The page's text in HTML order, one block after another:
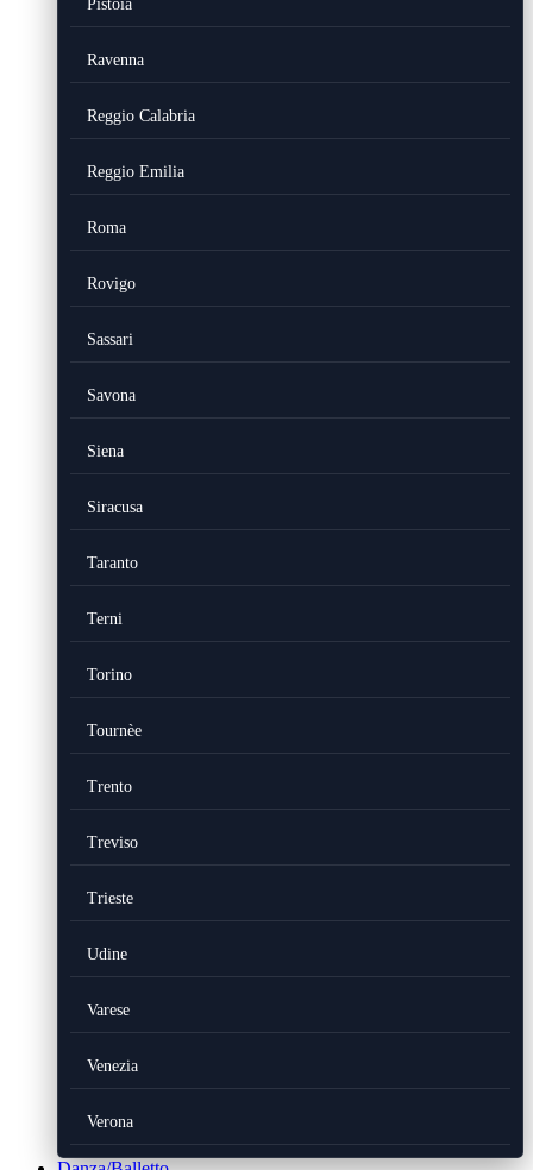
Pistoia
Ravenna
Reggio Calabria
Reggio Emilia
Roma
Rovigo
Sassari
Savona
Siena
Siracusa
Taranto
Terni
Torino
Tournèe
Trento
Treviso
Trieste
Udine
Varese
Venezia
Verona